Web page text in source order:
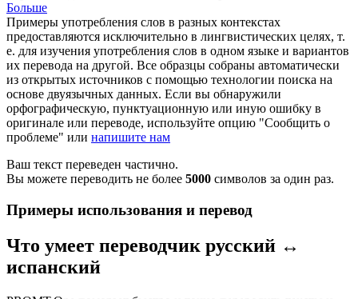
Больше
Примеры употребления слов в разных контекстах
предоставляются исключительно в лингвистических целях, т.
е. для изучения употребления слов в одном языке и вариантов
их перевода на другой. Все образцы собраны автоматически
из открытых источников с помощью технологии поиска на
основе двуязычных данных. Если вы обнаружили
орфографическую, пунктуационную или иную ошибку в
оригинале или переводе, используйте опцию "Сообщить о
проблеме" или напишите нам
Ваш текст переведен частично.
Вы можете переводить не более 5000 символов за один раз.
Примеры использования и перевод
Что умеет переводчик русский ↔
испанский